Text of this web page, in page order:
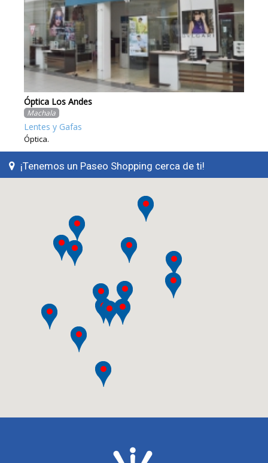
Óptica Los Andes
Machala
Lentes y Gafas
Óptica.
¡Tenemos un Paseo Shopping cerca de ti!